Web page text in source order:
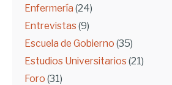
Enfermería (24)
Entrevistas (9)
Escuela de Gobierno (35)
Estudios Universitarios (21)
Foro (31)